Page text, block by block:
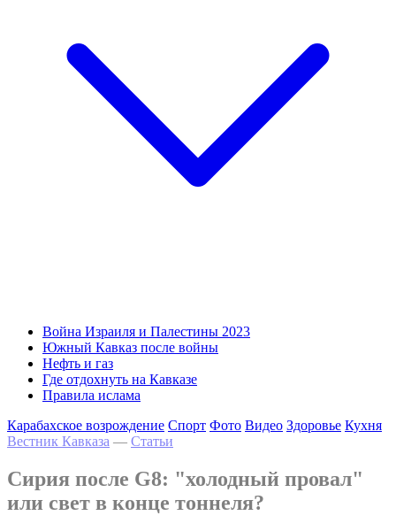
Война Израиля и Палестины 2023
Южный Кавказ после войны
Нефть и газ
Где отдохнуть на Кавказе
Правила ислама
Карабахское возрождение Спорт Фото Видео Здоровье Кухня
Вестник Кавказа — Статьи
Сирия после G8: "холодный провал"
или свет в конце тоннеля?